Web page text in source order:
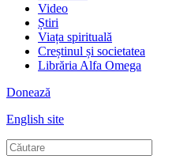
Video
Știri
Viața spirituală
Creștinul și societatea
Librăria Alfa Omega
Donează
English site